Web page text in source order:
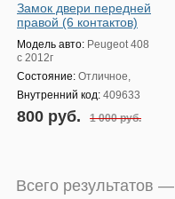
Замок двери передней
правой (6 контактов)
Модель авто: Peugeot 408
с 2012г
Состояние: Отличное,
Внутренний код: 409633
800 руб. 1 000 руб.
Всего результатов —